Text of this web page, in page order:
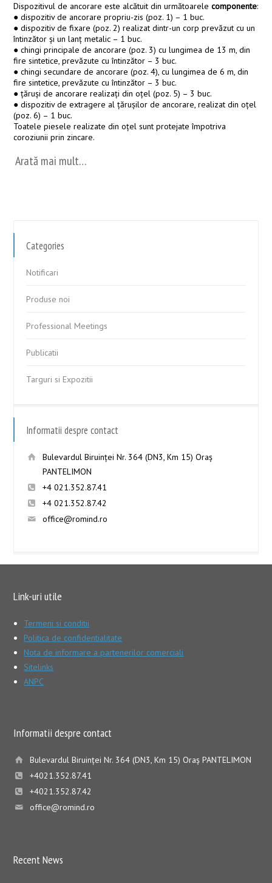
Dispozitivul de ancorare este alcătuit din următoarelecomponente:
● dispozitiv de ancorare propriu-zis (poz. 1) – 1 buc.
● dispozitiv de fixare (poz. 2) realizat dintr-un corp prevăzut cu un
întinzător și un lanţ metalic – 1 buc.
● chingi principale de ancorare (poz. 3) cu lungimea de 13 m, din
fire sintetice, prevăzute cu întinzător – 3 buc.
● chingi secundare de ancorare (poz. 4), cu lungimea de 6 m, din
fire sintetice, prevăzute cu întinzător – 3 buc.
● ţăruşi de ancorare realizați din oțel (poz. 5) – 3 buc.
● dispozitiv de extragere al ţăruşilor de ancorare, realizat din oțel
(poz. 6) – 1 buc.
Toatele piesele realizate din oţel sunt protejate împotriva
coroziunii prin zincare.
Arată mai mult…
Categories
Notificari
Produse noi
Professional Meetings
Publicatii
Targuri si Expozitii
Informatii despre contact
Bulevardul Biruinţei Nr. 364 (DN3, Km 15) Oraş
PANTELIMON
+4 021.352.87.41
+4 021.352.87.42
office@romind.ro
Link-uri utile
Termeni si conditii
Politica de confidentialitate
Nota de informare a partenerilor comerciali
Sitelinks
ANPC
Informatii despre contact
Bulevardul Biruinţei Nr. 364 (DN3, Km 15) Oraş PANTELIMON
+4021.352.87.41
+4021.352.87.42
office@romind.ro
Recent News